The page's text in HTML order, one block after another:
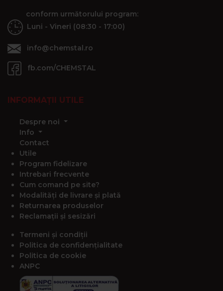
conform următorului program:
Luni - Vineri (08:30 - 17:00)
info@chemstal.ro
fb.com/CHEMSTAL
INFORMAȚII UTILE
Despre noi
Info
Contact
Utile
Program fidelizare
Intrebari frecvente
Cum comand pe site?
Modalități de livrare și plată
Returnarea produselor
Reclamații și sesizări
Termeni și condiții
Politica de confidențialitate
Politica de cookie
ANPC